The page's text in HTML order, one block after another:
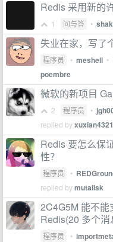
Redis 采用新的
1 问与答 •
失业在家，写了
程序员 • meshell •
poembre
微软的新项目
2 程序员 •
replied byxuxian4321
Redis 要怎么保
性？
程序员 •
replied bymutalisk
2C4G5M 能不
Redis(20 多个消
程序员 •